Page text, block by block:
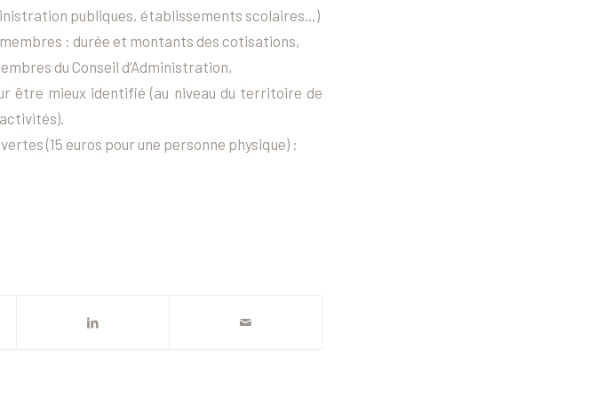
publiques, établissements scolaires…)
: durée et montants des cotisations,
du Conseil d’Administration,
être mieux identifié (au niveau du territoire de
(15 euros pour une personne physique) :